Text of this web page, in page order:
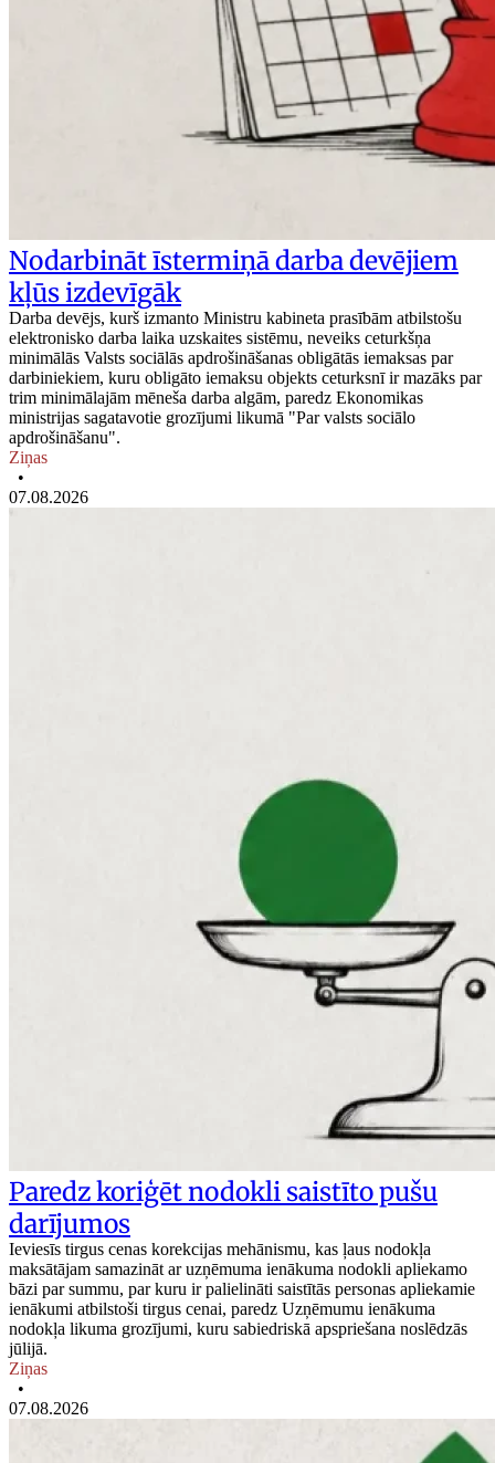
Nodarbināt īstermiņā darba devējiem
kļūs izdevīgāk
Darba devējs, kurš izmanto Ministru kabineta prasībām atbilstošu
elektronisko darba laika uzskaites sistēmu, neveiks ceturkšņa
minimālās Valsts sociālās apdrošināšanas obligātās iemaksas par
darbiniekiem, kuru obligāto iemaksu objekts ceturksnī ir mazāks par
trim minimālajām mēneša darba algām, paredz Ekonomikas
ministrijas sagatavotie grozījumi likumā "Par valsts sociālo
apdrošināšanu".
Ziņas
•
07.08.2026
Paredz koriģēt nodokli saistīto pušu
darījumos
Ieviesīs tirgus cenas korekcijas mehānismu, kas ļaus nodokļa
maksātājam samazināt ar uzņēmuma ienākuma nodokli apliekamo
bāzi par summu, par kuru ir palielināti saistītās personas apliekamie
ienākumi atbilstoši tirgus cenai, paredz Uzņēmumu ienākuma
nodokļa likuma grozījumi, kuru sabiedriskā apspriešana noslēdzās
jūlijā.
Ziņas
•
07.08.2026